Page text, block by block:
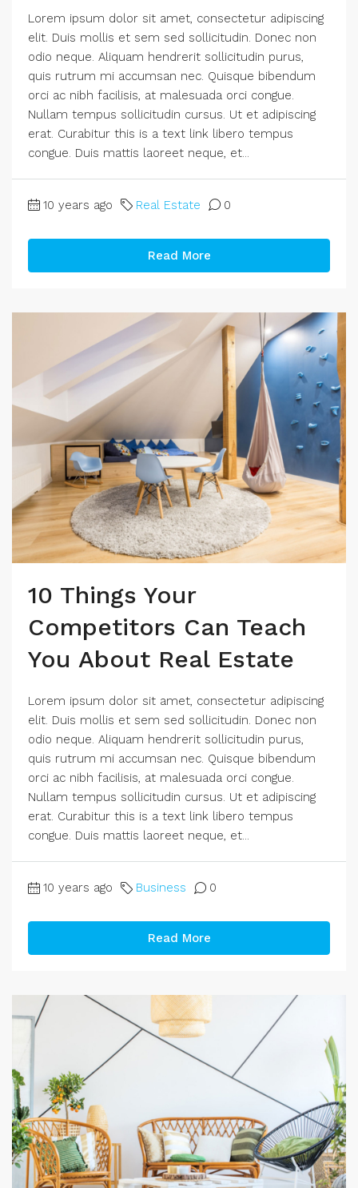
Lorem ipsum dolor sit amet, consectetur adipiscing
elit. Duis mollis et sem sed sollicitudin. Donec non
odio neque. Aliquam hendrerit sollicitudin purus,
quis rutrum mi accumsan nec. Quisque bibendum
orci ac nibh facilisis, at malesuada orci congue.
Nullam tempus sollicitudin cursus. Ut et adipiscing
erat. Curabitur this is a text link libero tempus
congue. Duis mattis laoreet neque, et...
10 years ago Real Estate 0
Read More
10 Things Your
Competitors Can Teach
You About Real Estate
Lorem ipsum dolor sit amet, consectetur adipiscing
elit. Duis mollis et sem sed sollicitudin. Donec non
odio neque. Aliquam hendrerit sollicitudin purus,
quis rutrum mi accumsan nec. Quisque bibendum
orci ac nibh facilisis, at malesuada orci congue.
Nullam tempus sollicitudin cursus. Ut et adipiscing
erat. Curabitur this is a text link libero tempus
congue. Duis mattis laoreet neque, et...
10 years ago Business 0
Read More